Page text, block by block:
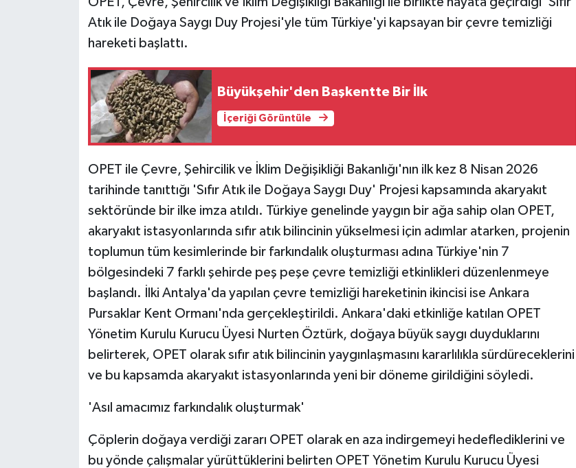
Atık ile Doğaya Saygı Duy Projesi'yle tüm Türkiye'yi kapsayan bir çevre temizliği
hareketi başlattı.
Büyükşehir'den Başkentte Bir İlk
İçeriği Görüntüle
OPET ile Çevre, Şehircilik ve İklim Değişikliği Bakanlığı'nın ilk kez 8 Nisan 2026
tarihinde tanıttığı 'Sıfır Atık ile Doğaya Saygı Duy' Projesi kapsamında akaryakıt
sektöründe bir ilke imza atıldı. Türkiye genelinde yaygın bir ağa sahip olan OPET,
akaryakıt istasyonlarında sıfır atık bilincinin yükselmesi için adımlar atarken, projenin
toplumun tüm kesimlerinde bir farkındalık oluşturması adına Türkiye'nin 7
bölgesindeki 7 farklı şehirde peş peşe çevre temizliği etkinlikleri düzenlenmeye
başlandı. İlki Antalya'da yapılan çevre temizliği hareketinin ikincisi ise Ankara
Pursaklar Kent Ormanı'nda gerçekleştirildi. Ankara'daki etkinliğe katılan OPET
Yönetim Kurulu Kurucu Üyesi Nurten Öztürk, doğaya büyük saygı duyduklarını
belirterek, OPET olarak sıfır atık bilincinin yaygınlaşmasını kararlılıkla sürdüreceklerini
ve bu kapsamda akaryakıt istasyonlarında yeni bir döneme girildiğini söyledi.
'Asıl amacımız farkındalık oluşturmak'
Çöplerin doğaya verdiği zararı OPET olarak en aza indirgemeyi hedeflediklerini ve
bu yönde çalışmalar yürüttüklerini belirten OPET Yönetim Kurulu Kurucu Üyesi